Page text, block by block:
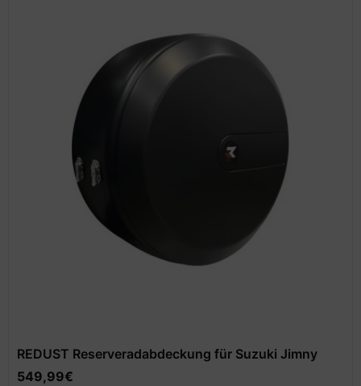
REDUST Reserveradabdeckung für Suzuki Jimny
549,99€